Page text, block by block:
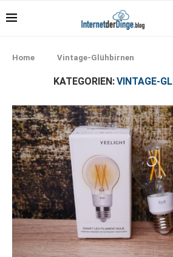
Home Vintage-Glühbirnen
KATEGORIEN:VINTAGE-